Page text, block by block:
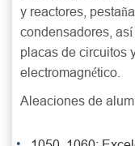
y reactores,
condensadores,
placas de circuitos
electromagnético.
Aleaciones de